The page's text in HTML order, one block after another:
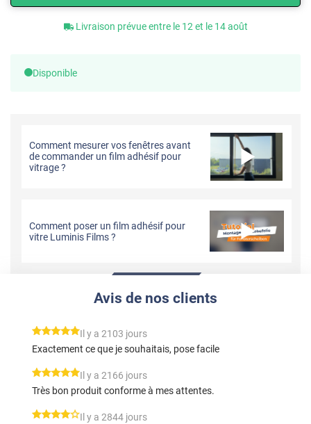
Livraison prévue entre le 12 et le 14 août
Disponible
Comment mesurer vos fenêtres avant
de commander un film adhésif pour
vitrage ?
Comment poser un film adhésif pour
vitre Luminis Films ?
Avis de nos clients
*****
Il y a 2103 jours
Exactement ce que je souhaitais, pose facile
*****
Il y a 2166 jours
Très bon produit conforme à mes attentes.
*****Il y a 2844 jours